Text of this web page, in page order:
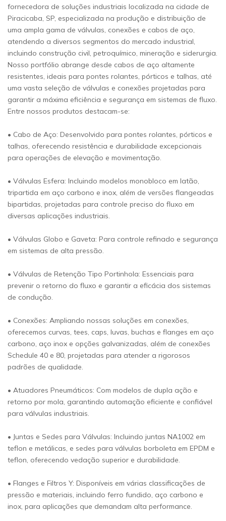
fornecedora de soluções industriais localizada na cidade de
Piracicaba, SP, especializada na produção e distribuição de
uma ampla gama de válvulas, conexões e cabos de aço,
atendendo a diversos segmentos do mercado industrial,
incluindo construção civil, petroquímico, mineração e siderurgia.
Nosso portfólio abrange desde cabos de aço altamente
resistentes, ideais para pontes rolantes, pórticos e talhas, até
uma vasta seleção de válvulas e conexões projetadas para
garantir a máxima eficiência e segurança em sistemas de fluxo.
Entre nossos produtos destacam-se:
• Cabo de Aço: Desenvolvido para pontes rolantes, pórticos e
talhas, oferecendo resistência e durabilidade excepcionais
para operações de elevação e movimentação.
• Válvulas Esfera: Incluindo modelos monobloco em latão,
tripartida em aço carbono e inox, além de versões flangeadas
bipartidas, projetadas para controle preciso do fluxo em
diversas aplicações industriais.
• Válvulas Globo e Gaveta: Para controle refinado e segurança
em sistemas de alta pressão.
• Válvulas de Retenção Tipo Portinhola: Essenciais para
prevenir o retorno do fluxo e garantir a eficácia dos sistemas
de condução.
• Conexões: Ampliando nossas soluções em conexões,
oferecemos curvas, tees, caps, luvas, buchas e flanges em aço
carbono, aço inox e opções galvanizadas, além de conexões
Schedule 40 e 80, projetadas para atender a rigorosos
padrões de qualidade.
• Atuadores Pneumáticos: Com modelos de dupla ação e
retorno por mola, garantindo automação eficiente e confiável
para válvulas industriais.
• Juntas e Sedes para Válvulas: Incluindo juntas NA1002 em
teflon e metálicas, e sedes para válvulas borboleta em EPDM e
teflon, oferecendo vedação superior e durabilidade.
• Flanges e Filtros Y: Disponíveis em várias classificações de
pressão e materiais, incluindo ferro fundido, aço carbono e
inox, para aplicações que demandam alta performance.